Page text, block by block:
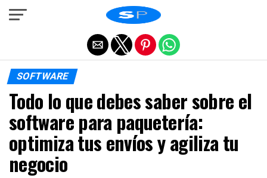
SOFTWARE
Todo lo que debes saber sobre el
software para paquetería:
optimiza tus envíos y agiliza tu
negocio
Salir de la versión móvil